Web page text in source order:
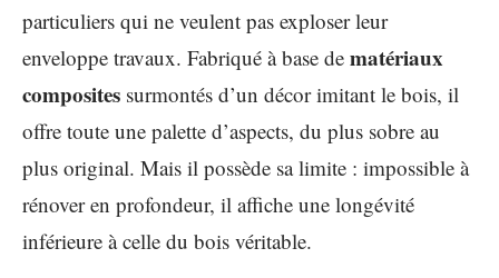
particuliers qui ne veulent pas exploser leur
enveloppe travaux. Fabriqué à base de matériaux
composites surmontés d’un décor imitant le bois, il
offre toute une palette d’aspects, du plus sobre au
plus original. Mais il possède sa limite : impossible à
rénover en profondeur, il affiche une longévité
inférieure à celle du bois véritable.